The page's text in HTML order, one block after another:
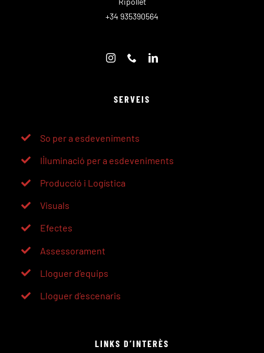
+34 935390564
SERVEIS
So per a esdeveniments
Il·luminació per a esdeveniments
Producció i Logística
Visuals
Efectes
Assessorament
Lloguer d’equips
Lloguer d’escenaris
LINKS D’INTERÈS